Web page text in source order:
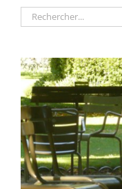
Rechercher: